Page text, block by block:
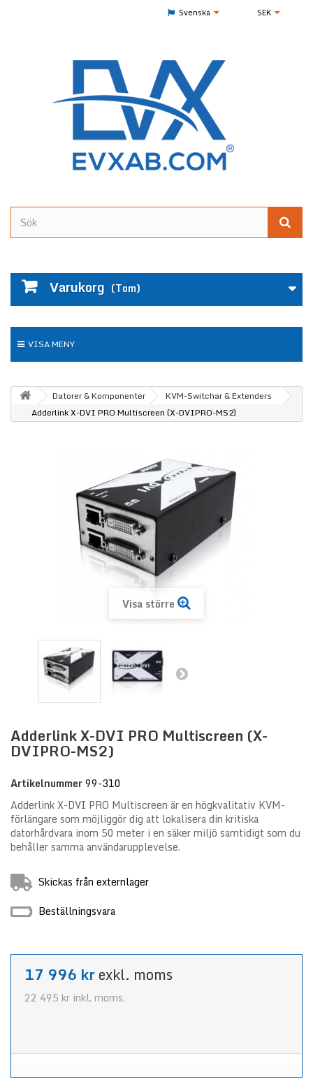
SEK
Svenska
Varukorg (Tom)
VISA MENY
Datorer & Komponenter
KVM-Switchar & Extenders
Adderlink X-DVI PRO Multiscreen (X-DVIPRO-MS2)
Visa större
Adderlink X-DVI PRO Multiscreen (X-
DVIPRO-MS2)
Artikelnummer99-310
Adderlink X-DVI PRO Multiscreen är en högkvalitativ KVM-
förlängare som möjliggör dig att lokalisera din kritiska
datorhårdvara inom 50 meter i en säker miljö samtidigt som du
behåller samma användarupplevelse.
Skickas från externlager
Beställningsvara
17 996 krexkl. moms
22 495 kr inkl. moms.